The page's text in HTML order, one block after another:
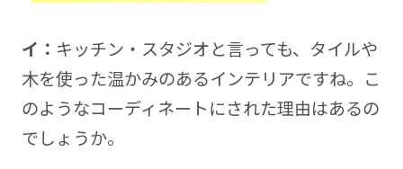
イ： キッチン・スタジオと言っても、タイルや
木を使った温かみのあるインテリアですね。こ
のようなコーディネートにされた理由はあるの
でしょうか。